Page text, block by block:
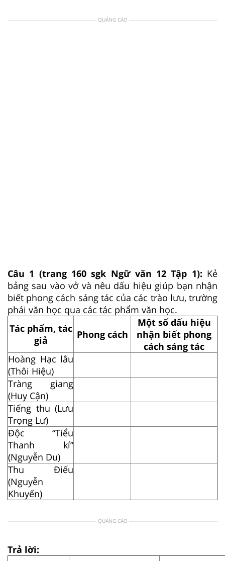
QUẢNG CÁO
Câu 1 (trang 160 sgk Ngữ văn 12 Tập 1): Kẻ
bảng sau vào vở và nêu dấu hiệu giúp bạn nhận
biết phong cách sáng tác của các trào lưu, trường
phái văn học qua các tác phẩm văn học.
Tác phẩm, tác
giả
Phong cách
Một số dấu hiệu
nhận biết phong
cách sáng tác
Hoàng Hạc lâu
(Thôi Hiệu)
Tràng giang
(Huy Cận)
Tiếng thu (Lưu
Trọng Lư)
Độc “Tiểu
Thanh kí”
(Nguyễn Du)
Thu Điếu
(Nguyễn
Khuyến)
QUẢNG CÁO
Trả lời: